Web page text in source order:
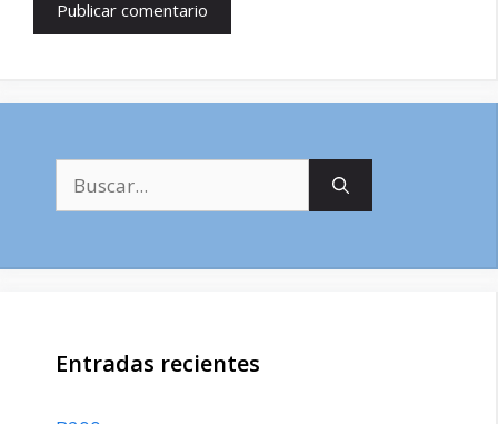
Entradas recientes